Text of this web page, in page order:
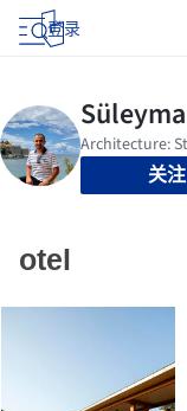
登录
关注
otel